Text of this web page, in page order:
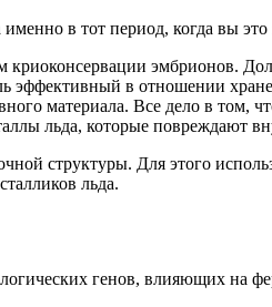
в тот период, когда вы это
криоконсервации эмбрионов.
эффективный в отношении
материала. Все дело в том,
льда, которые повреждают
структуры. Для этого
льда.
генов, влияющих на